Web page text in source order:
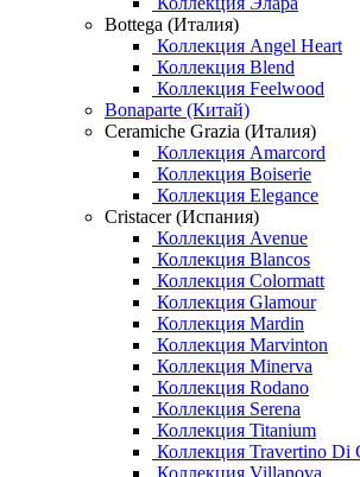
Bottega (Италия)
Коллекция Angel Heart
Коллекция Blend
Коллекция Feelwood
Bonaparte (Китай)
Ceramiche Grazia (Италия)
Коллекция Amarcord
Коллекция Boiserie
Коллекция Elegance
Cristacer (Испания)
Коллекция Avenue
Коллекция Blancos
Коллекция Colormatt
Коллекция Glamour
Коллекция Mardin
Коллекция Marvinton
Коллекция Minerva
Коллекция Rodano
Коллекция Serena
Коллекция Titanium
Коллекция Travertino Di
Коллекция Villanova